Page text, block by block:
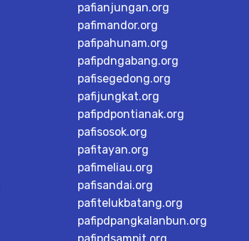
pafianjungan.org
pafimandor.org
pafipahunam.org
pafipdngabang.org
pafisegedong.org
pafijungkat.org
pafipdpontianak.org
pafisosok.org
pafitayan.org
pafimeliau.org
pafisandai.org
pafitelukbatang.org
pafipdpangkalanbun.org